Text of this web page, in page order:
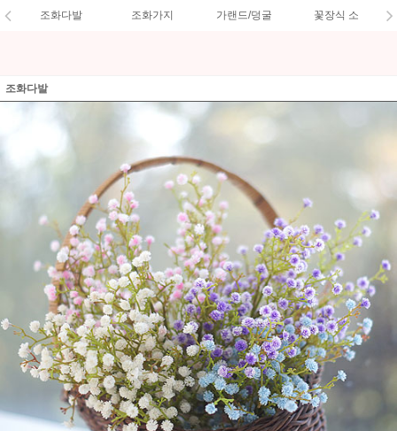
조화다발 조화가지 가랜드/덩굴 꽃장식 소
조화다발